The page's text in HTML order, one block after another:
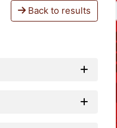
Back to results